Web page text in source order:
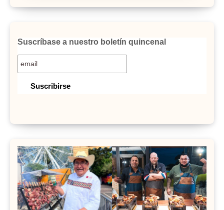
Suscríbase a nuestro boletín quincenal